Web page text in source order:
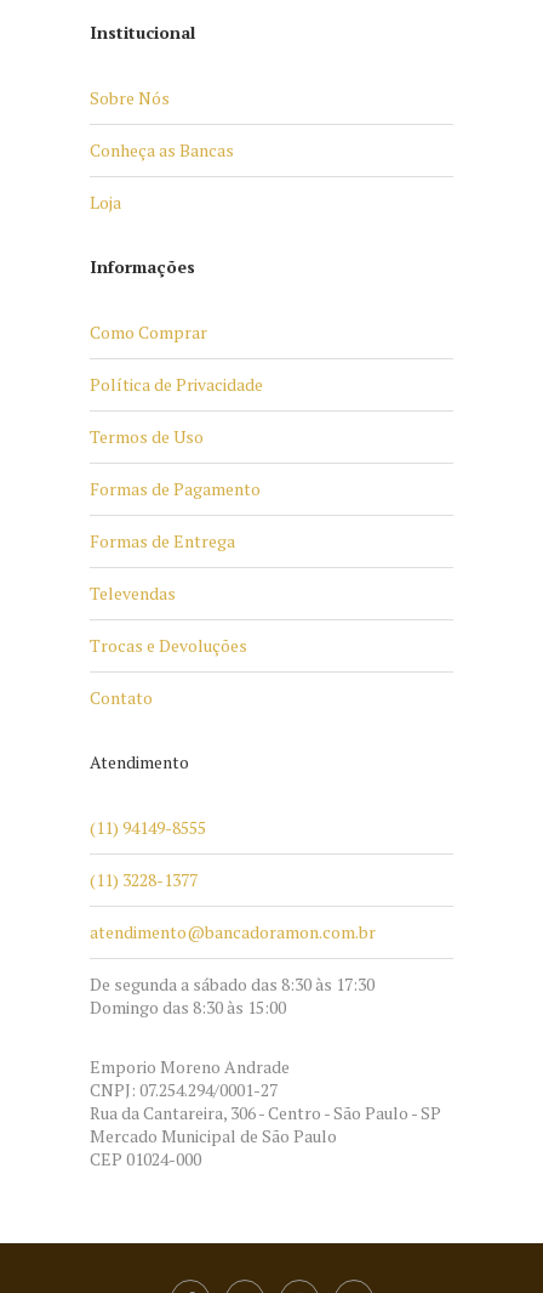
Institucional
Sobre Nós
Conheça as Bancas
Loja
Informações
Como Comprar
Política de Privacidade
Termos de Uso
Formas de Pagamento
Formas de Entrega
Televendas
Trocas e Devoluções
Contato
Atendimento
(11) 94149-8555
(11) 3228-1377
atendimento@bancadoramon.com.br
De segunda a sábado das 8:30 às 17:30
Domingo das 8:30 às 15:00
Emporio Moreno Andrade
CNPJ: 07.254.294/0001-27
Rua da Cantareira, 306 - Centro - São Paulo - SP
Mercado Municipal de São Paulo
CEP 01024-000